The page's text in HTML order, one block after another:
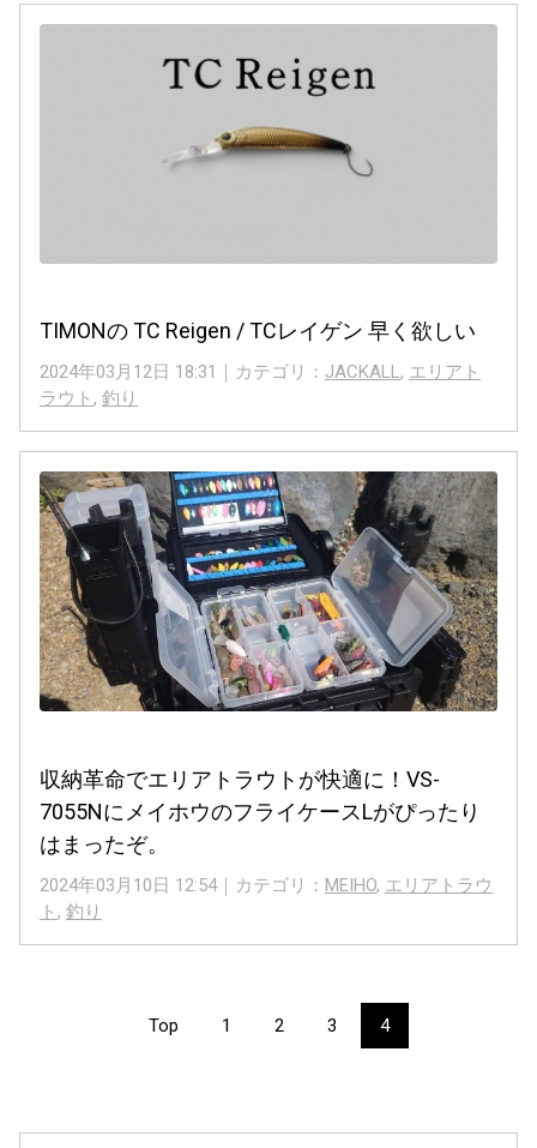
TIMONの TC Reigen / TCレイゲン 早く欲しい
2024年03月12日 18:31｜カテゴリ： JACKALL, エリアト
ラウト , 釣り
収納革命でエリアトラウトが快適に！VS-
7055NにメイホウのフライケースLがぴったり
はまったぞ。
2024年03月10日 12:54｜カテゴリ： MEIHO, エリアトラウ
ト , 釣り
Top 1 2 3 4